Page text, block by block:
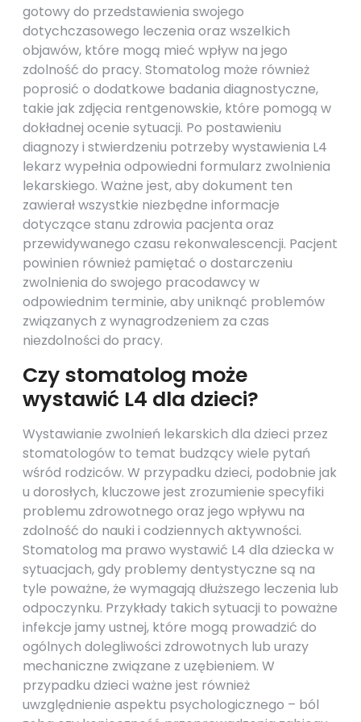
gotowy do przedstawienia swojego
dotychczasowego leczenia oraz wszelkich
objawów, które mogą mieć wpływ na jego
zdolność do pracy. Stomatolog może również
poprosić o dodatkowe badania diagnostyczne,
takie jak zdjęcia rentgenowskie, które pomogą w
dokładnej ocenie sytuacji. Po postawieniu
diagnozy i stwierdzeniu potrzeby wystawienia L4
lekarz wypełnia odpowiedni formularz zwolnienia
lekarskiego. Ważne jest, aby dokument ten
zawierał wszystkie niezbędne informacje
dotyczące stanu zdrowia pacjenta oraz
przewidywanego czasu rekonwalescencji. Pacjent
powinien również pamiętać o dostarczeniu
zwolnienia do swojego pracodawcy w
odpowiednim terminie, aby uniknąć problemów
związanych z wynagrodzeniem za czas
niezdolności do pracy.
Czy stomatolog może
wystawić L4 dla dzieci?
Wystawianie zwolnień lekarskich dla dzieci przez
stomatologów to temat budzący wiele pytań
wśród rodziców. W przypadku dzieci, podobnie jak
u dorosłych, kluczowe jest zrozumienie specyfiki
problemu zdrowotnego oraz jego wpływu na
zdolność do nauki i codziennych aktywności.
Stomatolog ma prawo wystawić L4 dla dziecka w
sytuacjach, gdy problemy dentystyczne są na
tyle poważne, że wymagają dłuższego leczenia lub
odpoczynku. Przykłady takich sytuacji to poważne
infekcje jamy ustnej, które mogą prowadzić do
ogólnych dolegliwości zdrowotnych lub urazy
mechaniczne związane z uzębieniem. W
przypadku dzieci ważne jest również
uwzględnienie aspektu psychologicznego – ból